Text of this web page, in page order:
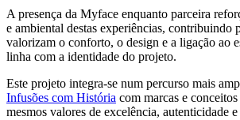
A presença da Myface enquanto parceira
e ambiental destas experiências, contribuindo
valorizam o conforto, o design e a ligação ao
linha com a identidade do projeto.
Este projeto integra-se num percurso mais
Infusões com História com marcas e
mesmos valores de excelência, autenticidade